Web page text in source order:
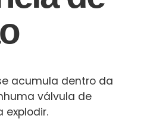
acumula dentro da
válvula de
explodir.